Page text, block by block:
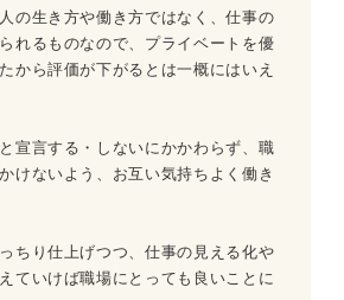
の生き方や働き方ではなく、仕事の
れるものなので、プライベートを優
から評価が下がるとは一概にはいえ
宣言する・しないにかかわらず、職
けないよう、お互い気持ちよく働き
ちり仕上げつつ、仕事の見える化や
ていけば職場にとっても良いことに